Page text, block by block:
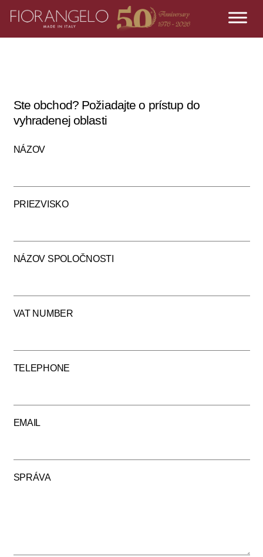
Ste obchod? Požiadajte o prístup do
vyhradenej oblasti
NÁZOV
PRIEZVISKO
NÁZOV SPOLOČNOSTI
VAT NUMBER
TELEPHONE
EMAIL
SPRÁVA